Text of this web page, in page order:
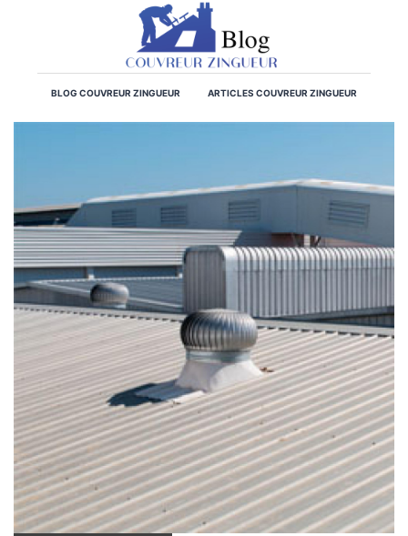
BLOG COUVREUR ZINGUEUR ARTICLES COUVREUR ZINGUEUR